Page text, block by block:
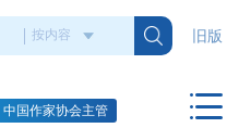
旧版
中国作家协会主管